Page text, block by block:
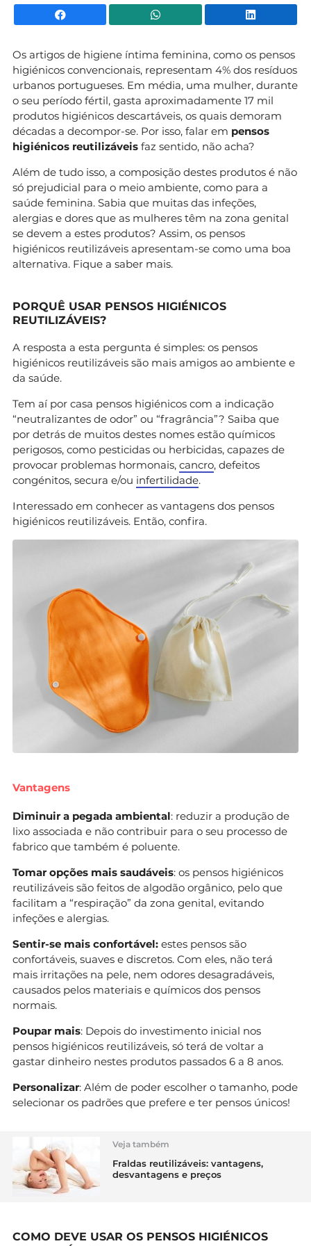
Facebook WhatsApp
Os artigos de higiene íntima feminina, como os pensos
higiénicos convencionais, representam 4% dos resíduos
urbanos portugueses. Em média, uma mulher, durante
o seu período fértil, gasta aproximadamente 17 mil
produtos higiénicos descartáveis, os quais demoram
décadas a decompor-se. Por isso, falar em pensos
higiénicos reutilizáveis faz sentido, não acha?
Além de tudo isso, a composição destes produtos é não
só prejudicial para o meio ambiente, como para a
saúde feminina. Sabia que muitas das infeções,
alergias e dores que as mulheres têm na zona genital
se devem a estes produtos? Assim, os pensos
higiénicos reutilizáveis apresentam-se como uma boa
alternativa. Fique a saber mais.
PORQUÊ USAR PENSOS HIGIÉNICOS
REUTILIZÁVEIS?
A resposta a esta pergunta é simples: os pensos
higiénicos reutilizáveis são mais amigos ao ambiente e
da saúde.
Tem aí por casa pensos higiénicos com a indicação
“neutralizantes de odor” ou “fragrância”? Saiba que
por detrás de muitos destes nomes estão químicos
perigosos, como pesticidas ou herbicidas, capazes de
provocar problemas hormonais, cancro, defeitos
congénitos, secura e/ou infertilidade.
Interessado em conhecer as vantagens dos pensos
higiénicos reutilizáveis. Então, confira.
Vantagens
Diminuir a pegada ambiental: reduzir a produção de
lixo associada e não contribuir para o seu processo de
fabrico que também é poluente.
Tomar opções mais saudáveis: os pensos higiénicos
reutilizáveis são feitos de algodão orgânico, pelo que
facilitam a “respiração” da zona genital, evitando
infeções e alergias.
Sentir-se mais confortável: estes pensos são
confortáveis, suaves e discretos. Com eles, não terá
mais irritações na pele, nem odores desagradáveis,
causados pelos materiais e químicos dos pensos
normais.
Poupar mais: Depois do investimento inicial nos
pensos higiénicos reutilizáveis, só terá de voltar a
gastar dinheiro nestes produtos passados 6 a 8 anos.
Personalizar: Além de poder escolher o tamanho, pode
selecionar os padrões que prefere e ter pensos únicos!
Veja também
Fraldas reutilizáveis: vantagens,
desvantagens e preços
COMO DEVE USAR OS PENSOS HIGIÉNICOS